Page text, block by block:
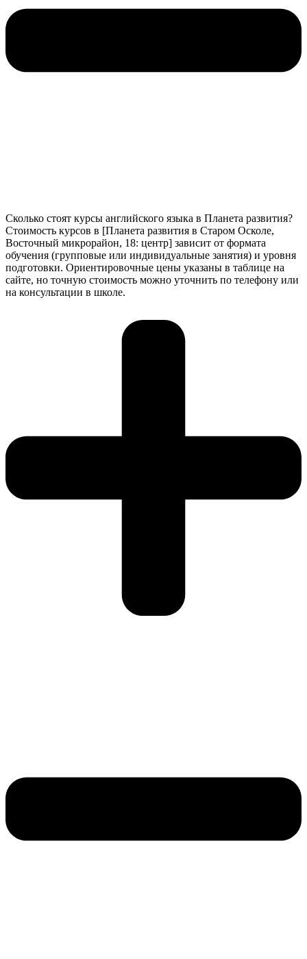
Сколько стоят курсы английского языка в Планета развития?
Стоимость курсов в [Планета развития в Старом Осколе,
Восточный микрорайон, 18: центр] зависит от формата
обучения (групповые или индивидуальные занятия) и уровня
подготовки. Ориентировочные цены указаны в таблице на
сайте, но точную стоимость можно уточнить по телефону или
на консультации в школе.